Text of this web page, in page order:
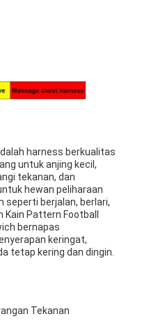
harness berkualitas
untuk anjing kecil,
tekanan, dan
hewan peliharaan
seperti berjalan, berlari,
Kain Pattern Football
bernapas
keringat,
tetap kering dan dingin.
Tekanan